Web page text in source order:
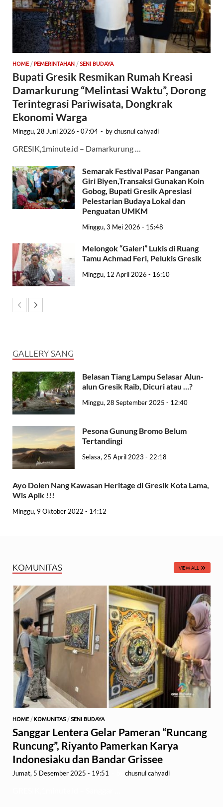
HOME / PEMERINTAHAN / SENI BUDAYA
Bupati Gresik Resmikan Rumah Kreasi
Damarkurung “Melintasi Waktu”, Dorong
Terintegrasi Pariwisata, Dongkrak
Ekonomi Warga
Minggu, 28 Juni 2026 - 07:04 - bychusnul cahyadi
GRESIK,1minute.id – Damarkurung …
Semarak Festival Pasar Panganan
Giri Biyen,Transaksi Gunakan Koin
Gobog, Bupati Gresik Apresiasi
Pelestarian Budaya Lokal dan
Penguatan UMKM
Minggu, 3 Mei 2026 - 15:48
Melongok “Galeri” Lukis di Ruang
Tamu Achmad Feri, Pelukis Gresik
Minggu, 12 April 2026 - 16:10
GALLERY SANG
Belasan Tiang Lampu Selasar Alun-
alun Gresik Raib, Dicuri atau …?
Minggu, 28 September 2025 - 12:40
Pesona Gunung Bromo Belum
Tertandingi
Selasa, 25 April 2023 - 22:18
Ayo Dolen Nang Kawasan Heritage di Gresik Kota Lama,
Wis Apik !!!
Minggu, 9 Oktober 2022 - 14:12
KOMUNITAS VIEW ALL
HOME / KOMUNITAS/ SENI BUDAYA
Sanggar Lentera Gelar Pameran “Runcang
Runcung”, Riyanto Pamerkan Karya
Indonesiaku dan Bandar Grissee
Jumat, 5 Desember 2025 - 19:51 chusnul cahyadi